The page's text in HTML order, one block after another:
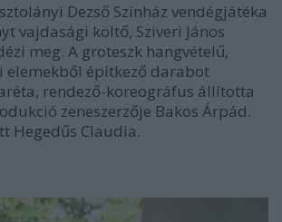
Dezső Színház vendégjátéka
vajdasági költő, Sziveri János
meg. A groteszk hangvételű,
elemekből építkező darabot
rendező-koreográfus állította
zeneszerzője Bakos Árpád.
Hegedűs Claudia.